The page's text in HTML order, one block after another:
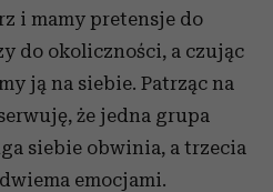
i mamy pretensje do
do okoliczności, a czując
ją na siebie. Patrząc na
że jedna grupa
siebie obwinia, a trzecia
emocjami.